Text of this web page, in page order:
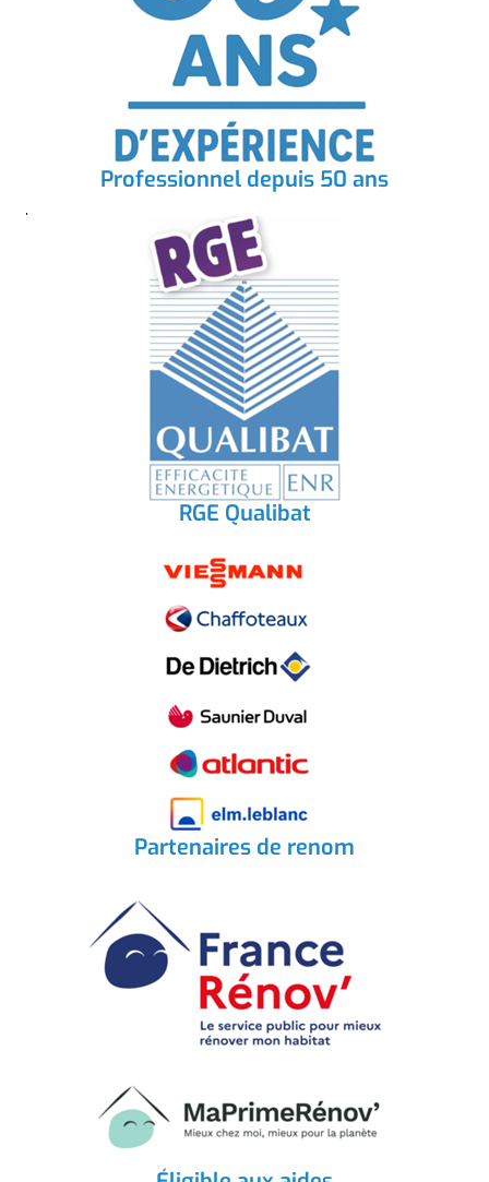
Professionnel depuis 50 ans
RGE Qualibat
Partenaires de renom